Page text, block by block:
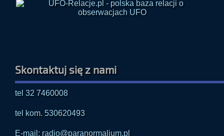
Skontaktuj się z nami
tel 32 7460008
tel kom. 530620493